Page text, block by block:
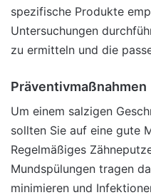
spezifische Produkte
Untersuchungen
zu ermitteln und die
Präventivmaßnahmen
Um einem salzigen
sollten Sie auf eine gute
Regelmäßiges
Mundspülungen tragen
minimieren und